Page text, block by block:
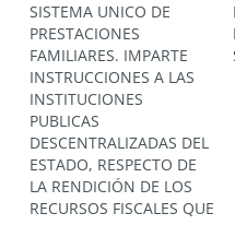
SISTEMA UNICO DE
PRESTACIONES
FAMILIARES. IMPARTE
INSTRUCCIONES A LAS
INSTITUCIONES
PUBLICAS
DESCENTRALIZADAS DEL
ESTADO, RESPECTO DE
LA RENDICIÓN DE LOS
RECURSOS FISCALES QUE